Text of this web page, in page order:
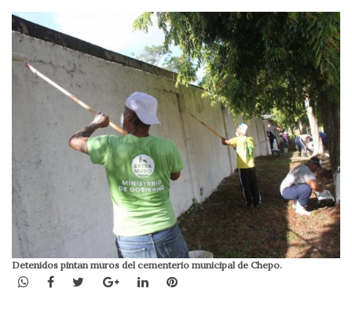
Detenidos pintan muros del cementerio municipal de Chepo.
WhatsApp
Facebook
TwitterGoogle+LinkedInPinterest